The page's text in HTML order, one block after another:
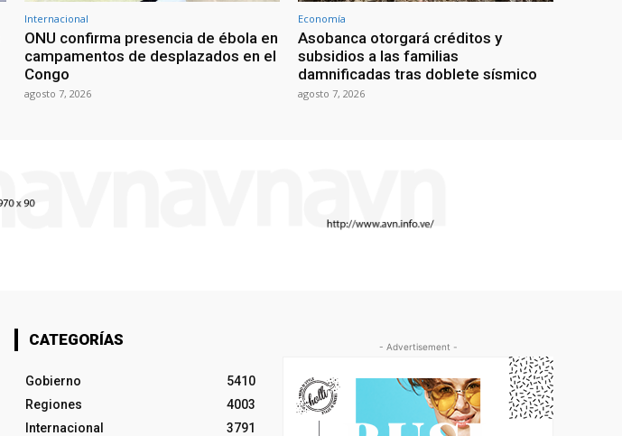
Internacional
ONU confirma presencia de ébola en
campamentos de desplazados en el
Congo
agosto 7, 2026
Economía
Asobanca otorgará créditos y
subsidios a las familias
damnificadas tras doblete sísmico
agosto 7, 2026
CATEGORÍAS
Gobierno
5410
Regiones
4003
Internacional
3791
- Advertisement -